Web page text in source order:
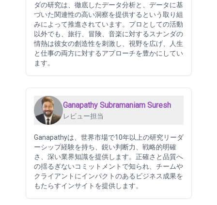
ダの研究は、徹底したデータ分析と、データに基
づいた関連性の高い洞察を提供するという取り組
みによって推進されています。プロとしての活動
以外でも、旅行、冒険、音楽に対するスナンダの
情熱は彼女の創造性を刺激し、視野を広げ、人生
と仕事の両方に対するアプローチを豊かにしてい
ます。
Ganapathy Subramaniam Suresh
レビュー担当
Ganapathyは、世界市場で10年以上の研究リーダ
ーシップ経験を持ち、鋭い判断力、戦略的明確
さ、深い業界知識を提供します。正確さと品質へ
の揺るぎないコミットメントで知られ、チームや
クライアントにインパクトのあるビジネス成果を
もたらすインサイトを提供します。